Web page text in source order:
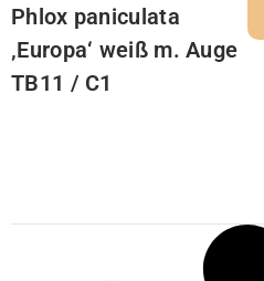
Phlox paniculata
‚Europa‘ weiß m. Auge
TB11 / C1